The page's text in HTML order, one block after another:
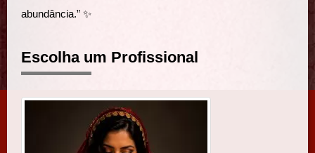
abundância.” ✨
Escolha um Profissional